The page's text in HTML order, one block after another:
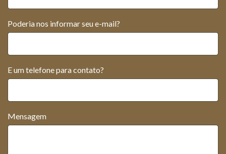
Poderia nos informar seu e-mail?
E um telefone para contato?
Mensagem